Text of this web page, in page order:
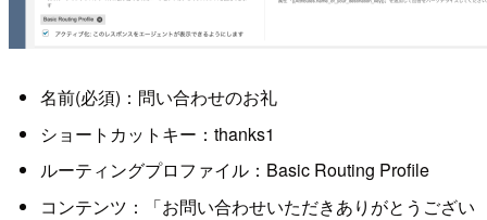
名前(必須)：問い合わせのお礼
ショートカットキー：thanks1
ルーティングプロファイル：Basic Routing Profile
コンテンツ：「お問い合わせいただきありがとうござい